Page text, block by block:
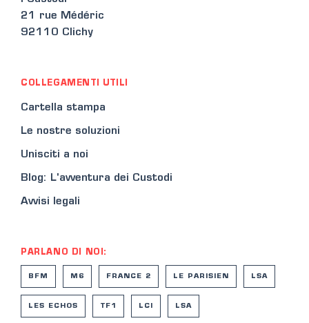
21 rue Médéric
92110 Clichy
COLLEGAMENTI UTILI
Cartella stampa
Le nostre soluzioni
Unisciti a noi
Blog: L'avventura dei Custodi
Avvisi legali
PARLANO DI NOI:
BFM M6 FRANCE 2 LE PARISIEN LSA
LES ECHOS TF1 LCI LSA